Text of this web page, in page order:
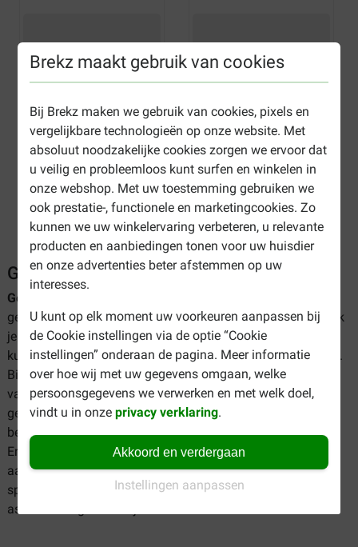
Brekz maakt gebruik van cookies
Bij Brekz maken we gebruik van cookies, pixels en
vergelijkbare technologieën op onze website. Met
absoluut noodzakelijke cookies zorgen we ervoor dat
u veilig en probleemloos kunt surfen en winkelen in
onze webshop. Met uw toestemming gebruiken we
ook prestatie-, functionele en marketingcookies. Zo
kunnen we uw winkelervaring verbeteren, u relevante
producten en aanbiedingen tonen voor uw huisdier
en onze advertenties beter afstemmen op uw
interesses.
U kunt op elk moment uw voorkeuren aanpassen bij
de Cookie instellingen via de optie “Cookie
instellingen” onderaan de pagina. Meer informatie
over hoe wij met uw gegevens omgaan, welke
persoonsgegevens we verwerken en met welk doel,
vindt u in onzeprivacy verklaring.
Akkoord en verdergaan
Instellingen aanpassen
Geurverdrijvers
Geurverdrijvers
geurtjes kunnen worden verdreven. Huisdieren zijn natuurlijk
je maatjes, dus je kunt veel van ze hebben, maar soms
kunnen toch geurtjes ontstaan die mensen als naar ervaren.
Bijvoorbeed doordat uw dier ziek is, of angstig, of omwille
van hygienische redenen. Daarom vindt u hier onze
geurverdrijvers, waarmee u gemakkelijk de plek of ruimte
bewerkt en deze weer omtovert in een frisse leefomgeving.
Er zijn diverse soorten producten verkrijgbaar om dit mee
aan te pakken, bijvoorbeeld in de vorm van korrels of als
spray. Hieronder vindt u een korte toelichting op ons
assortiment geurverdrijvers.